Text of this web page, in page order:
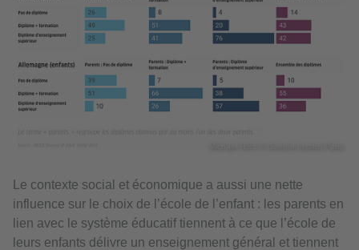
Le contexte social et économique a aussi une nette
influence sur le choix de l’école de l’enfant : les parents en
lien avec le système éducatif tiennent à ce que l’école de
leurs enfants délivre un enseignement général et tiennent